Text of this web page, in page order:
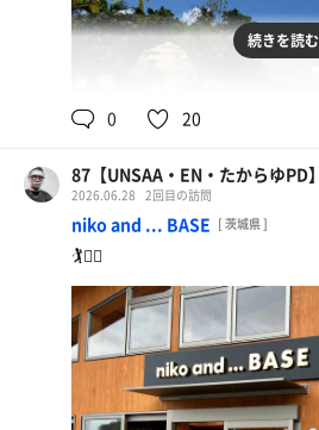
続きを読む
0 20
87【UNSAA・EN・たからゆPD】
2026.06.28 2回目の訪問
niko and ... BASE [ 茨城県 ]
🏌️🧖‍♂️